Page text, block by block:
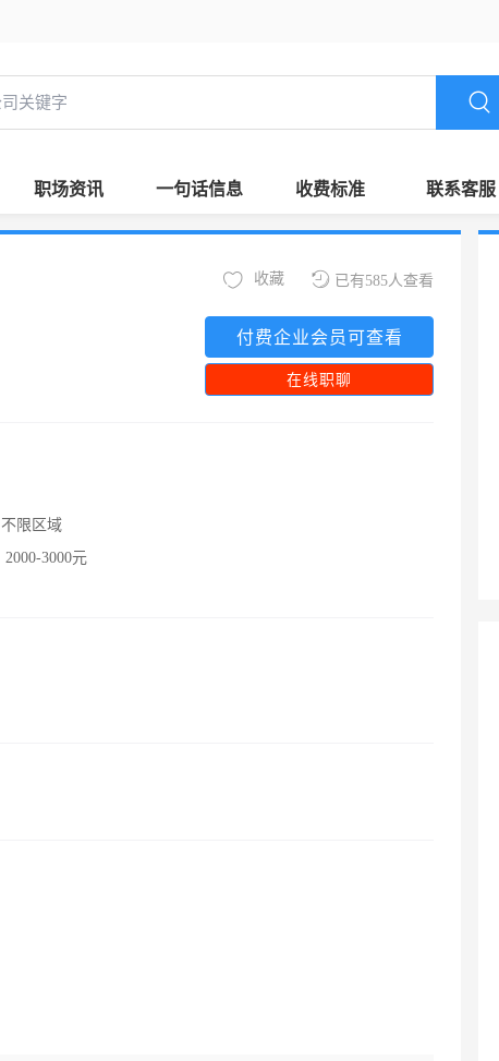
职场资讯 一句话信息 收费标准 联系客服
已有585人查看
收藏
付费企业会员可查看
在线职聊
不限区域
2000-3000元